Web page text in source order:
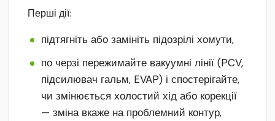
Перші дії:
підтягніть або замініть підозрілі хомути,
по черзі пережимайте вакуумні лінії (PCV,
підсилювач гальм, EVAP) і спостерігайте,
чи змінюється холостий хід або корекції
— зміна вкаже на проблемний контур,